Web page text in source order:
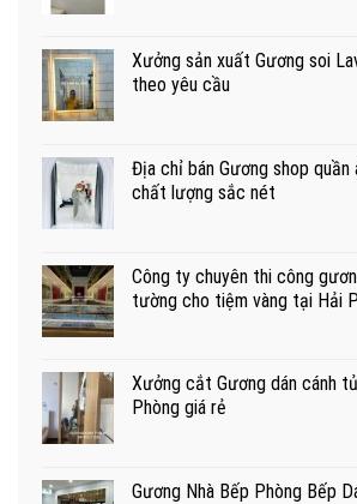
Xưởng sản xuất Gương soi
theo yêu cầu
Địa chỉ bán Gương shop
chất lượng sắc nét
Công ty chuyên thi công
tường cho tiệm vàng tại Hải
Xưởng cắt Gương dán cánh
Phòng giá rẻ
Gương Nhà Bếp Phòng Bếp